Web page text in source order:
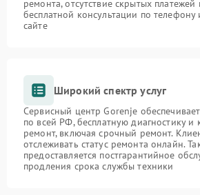
ремонта, отсутствие скрытых
бесплатной консультации по
сайте
Широкий спектр услуг
Сервисный центр Gorenje
по всей РФ, бесплатную диагностику и
ремонт, включая срочный ремонт.
отслеживать статус ремонта онлайн.
предоставляется постгарантийное
продления срока службы техники